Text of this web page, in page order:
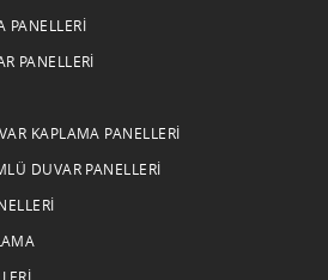
PANELLERI
PANELLERI
KAPLAMA PANELLERI
DUVAR PANELLERI